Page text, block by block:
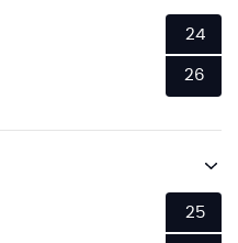
24
26
25